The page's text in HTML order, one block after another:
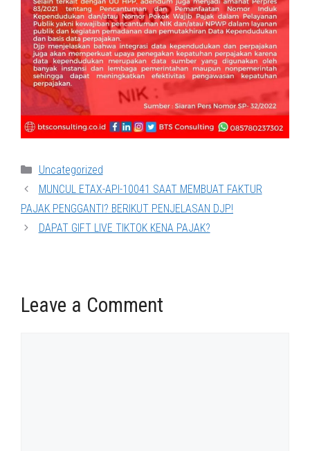
Categories
Uncategorized
MUNCUL ETAX-API-10041 SAAT MEMBUAT FAKTUR
PAJAK PENGGANTI? BERIKUT PENJELASAN DJP!
DAPAT GIFT LIVE TIKTOK KENA PAJAK?
Leave a Comment